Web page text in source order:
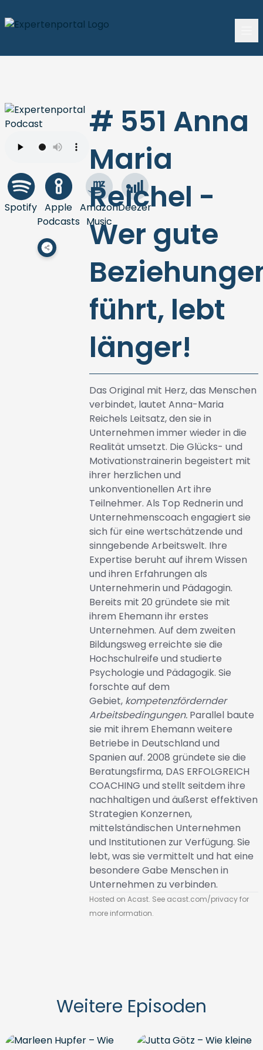
Spotify Apple
Podcasts
Amazon
Music
Deezer
# 551 Anna
Maria
Reichel -
Wer gute
führt, lebt
länger!
Das Original mit Herz, das Menschen
verbindet, lautet Anna-Maria
Reichels Leitsatz, den sie in
Unternehmen immer wieder in die
Realität umsetzt. Die Glücks- und
Motivationstrainerin begeistert mit
ihrer herzlichen und
unkonventionellen Art ihre
Teilnehmer. Als Top Rednerin und
Unternehmenscoach engagiert sie
sich für eine wertschätzende und
sinngebende Arbeitswelt. Ihre
Expertise beruht auf ihrem Wissen
und ihren Erfahrungen als
Unternehmerin und Pädagogin.
Bereits mit 20 gründete sie mit
ihrem Ehemann ihr erstes
Unternehmen. Auf dem zweiten
Bildungsweg erreichte sie die
Hochschulreife und studierte
Psychologie und Pädagogik. Sie
forschte auf dem
Gebiet, kompetenzfördernder
Arbeitsbedingungen. Parallel baute
sie mit ihrem Ehemann weitere
Betriebe in Deutschland und
Spanien auf. 2008 gründete sie die
Beratungsfirma, DAS ERFOLGREICH
COACHING und stellt seitdem ihre
nachhaltigen und äußerst effektiven
Strategien Konzernen,
mittelständischen Unternehmen
und Institutionen zur Verfügung. Sie
lebt, was sie vermittelt und hat eine
besondere Gabe Menschen in
Unternehmen zu verbinden.
Hosted on Acast. See acast.com/privacyfor
more information.
Weitere Episoden